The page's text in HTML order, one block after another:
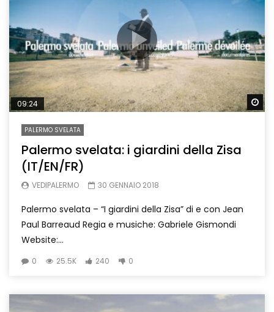
09:24
PALERMO SVELATA
Palermo svelata: i giardini della Zisa
(IT/EN/FR)
VEDIPALERMO 30 GENNAIO 2018
Palermo svelata – “I giardini della Zisa” di e con Jean
Paul Barreaud Regia e musiche: Gabriele Gismondi
Website:...
0 25.5K 240 0